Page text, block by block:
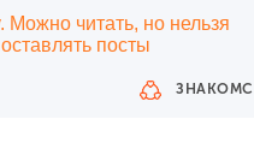
читать, но нельзя
посты